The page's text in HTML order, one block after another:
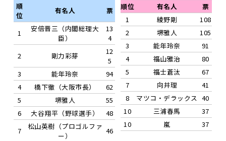
順
位
有名人 票
1
安倍晋三（内閣総理大
臣）
13
4
2
剛力彩芽
12
5
3
能年玲奈
94
4
橋下徹（大阪市長）
62
5
堺雅人
55
6
大谷翔平（野球選手）
48
7
松山英樹（プロゴルファ
ー）
46
順位 有名人
票
1
綾野剛
108
2
堺雅人
105
3
能年玲奈
91
4
福山雅治
80
5
福士蒼汰
67
7
向井理
41
8
マツコ・デラックス 40
10
三浦春馬
37
10
嵐 37